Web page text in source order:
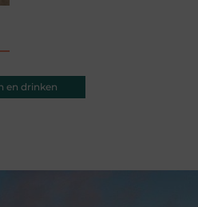
en drinken